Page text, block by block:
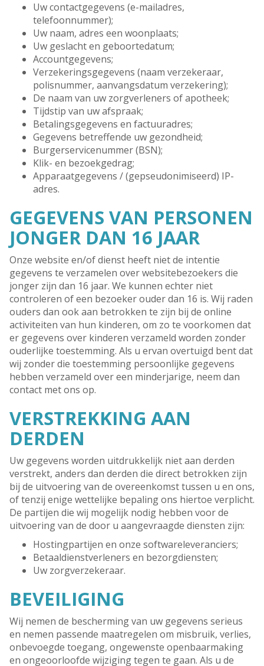
Uw contactgegevens (e-mailadres,
telefoonnummer);
Uw naam, adres een woonplaats;
Uw geslacht en geboortedatum;
Accountgegevens;
Verzekeringsgegevens (naam verzekeraar,
polisnummer, aanvangsdatum verzekering);
De naam van uw zorgverleners of apotheek;
Tijdstip van uw afspraak;
Betalingsgegevens en factuuradres;
Gegevens betreffende uw gezondheid;
Burgerservicenummer (BSN);
Klik- en bezoekgedrag;
Apparaatgegevens / (gepseudonimiseerd) IP-
adres.
GEGEVENS VAN PERSONEN
JONGER DAN 16 JAAR
Onze website en/of dienst heeft niet de intentie
gegevens te verzamelen over websitebezoekers die
jonger zijn dan 16 jaar. We kunnen echter niet
controleren of een bezoeker ouder dan 16 is. Wij raden
ouders dan ook aan betrokken te zijn bij de online
activiteiten van hun kinderen, om zo te voorkomen dat
er gegevens over kinderen verzameld worden zonder
ouderlijke toestemming. Als u ervan overtuigd bent dat
wij zonder die toestemming persoonlijke gegevens
hebben verzameld over een minderjarige, neem dan
contact met ons op.
VERSTREKKING AAN
DERDEN
Uw gegevens worden uitdrukkelijk niet aan derden
verstrekt, anders dan derden die direct betrokken zijn
bij de uitvoering van de overeenkomst tussen u en ons,
of tenzij enige wettelijke bepaling ons hiertoe verplicht.
De partijen die wij mogelijk nodig hebben voor de
uitvoering van de door u aangevraagde diensten zijn:
Hostingpartijen en onze softwareleveranciers;
Betaaldienstverleners en bezorgdiensten;
Uw zorgverzekeraar.
BEVEILIGING
Wij nemen de bescherming van uw gegevens serieus
en nemen passende maatregelen om misbruik, verlies,
onbevoegde toegang, ongewenste openbaarmaking
en ongeoorloofde wijziging tegen te gaan. Als u de